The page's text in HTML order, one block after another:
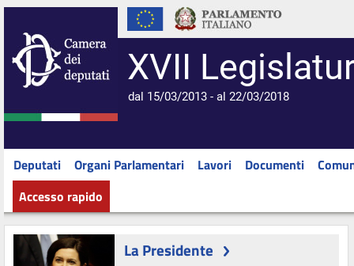
XVII
dal 15/03/2013 - al 22/03/2018
Deputati Organi Parlamentari Lavori Documenti
Accesso rapido
La Presidente